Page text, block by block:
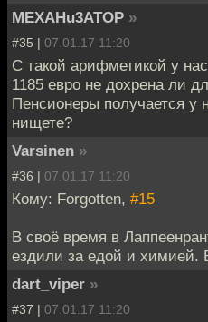
MEXAHu3ATOP »
#35 | 07.01.17 11:20
С такой арифметикой у
1185 евро не дохрена ли
Пенсионеры получается у
нищете?
Varsinen »
#36 | 07.01.17 11:20
Кому: Forgotten, #15
В своё время в
ездили за едой и химией.
dart_viper »
#37 | 07.01.17 11:20